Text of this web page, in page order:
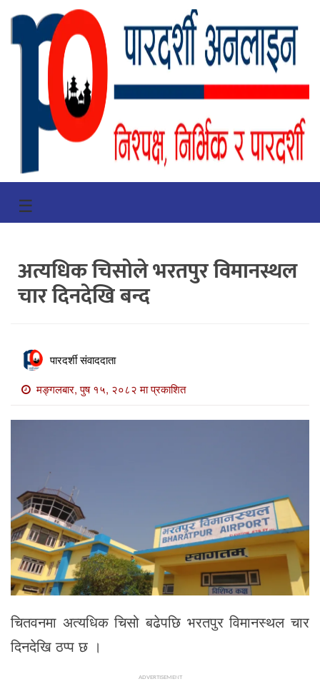
गृहपृष्ठ
भिडियो
प्रमुख
खबर
समाचार
खबर
माडी
☰
अत्यधिक चिसोले भरतपुर विमानस्थल
चार दिनदेखि बन्द
पारदर्शी संवाददाता
मङ्गलबार, पुष १५, २०८२ मा प्रकाशित
चितवनमा अत्यधिक चिसो बढेपछि भरतपुर विमानस्थल चार
दिनदेखि ठप्प छ ।
ADVERTISEMENT